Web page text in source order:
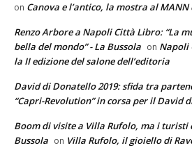
on Canova e l’antico, la mostra al
Renzo Arbore a Napoli Città Libro: “La
bella del mondo” - La Bussola on Napoli
la II edizione del salone dell’editoria
David di Donatello 2019: sfida tra
“Capri-Revolution” in corsa per il David
Boom di visite a Villa Rufolo, ma i turisti
Bussola on Villa Rufolo, il gioiello di